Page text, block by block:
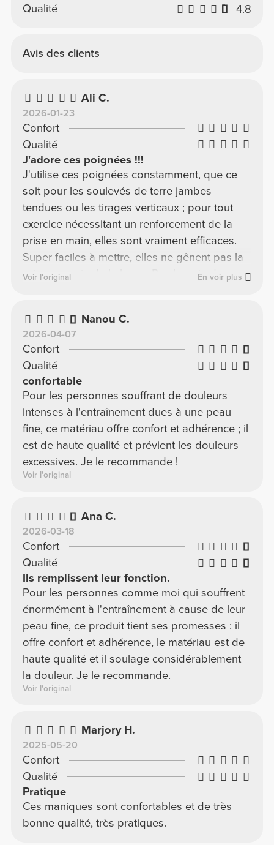
Qualité
4.8
Avis des clients
Ali C.
2026-01-23
Confort
Qualité
J'adore ces poignées !!!
J'utilise ces poignées constamment, que ce
soit pour les soulevés de terre jambes
tendues ou les tirages verticaux ; pour tout
exercice nécessitant un renforcement de la
prise en main, elles sont vraiment efficaces.
Super faciles à mettre, elles ne gênent pas la
prise en main de la barre. Pas besoin de
Voir l'original En voir plus
Nanou C.
2026-04-07
Confort
Qualité
confortable
Pour les personnes souffrant de douleurs
intenses à l'entraînement dues à une peau
fine, ce matériau offre confort et adhérence ; il
est de haute qualité et prévient les douleurs
excessives. Je le recommande !
Voir l'original
Ana C.
2026-03-18
Confort
Qualité
Ils remplissent leur fonction.
Pour les personnes comme moi qui souffrent
énormément à l'entraînement à cause de leur
peau fine, ce produit tient ses promesses : il
offre confort et adhérence, le matériau est de
haute qualité et il soulage considérablement
la douleur. Je le recommande.
Voir l'original
Marjory H.
2025-05-20
Confort
Qualité
Pratique
Ces maniques sont confortables et de très
bonne qualité, très pratiques.